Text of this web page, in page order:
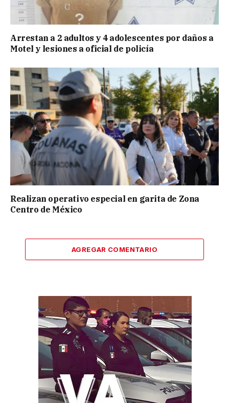
Arrestan a 2 adultos y 4 adolescentes por daños a
Motel y lesiones a oficial de policía
Realizan operativo especial en garita de Zona
Centro de México
AGREGAR COMENTARIO